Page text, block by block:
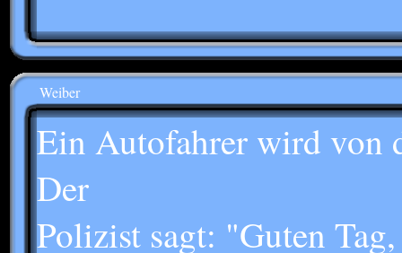
Weiber
Ein Autofahrer wird von
Der
Polizist sagt: "Guten